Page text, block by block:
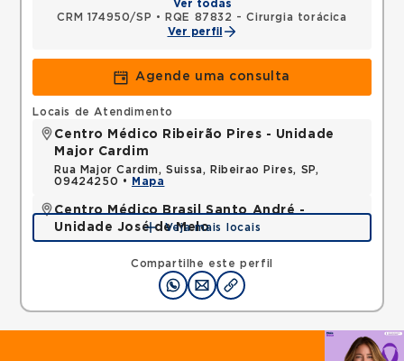
Ver todas
CRM 174950/SP •
RQE 87832 - Cirurgia torácica
Ver perfil
Agende uma consulta
Compartilhe este perfil
Locais de Atendimento
Centro Médico Ribeirão Pires - Unidade
Major Cardim
Rua Major Cardim, Suissa, Ribeirao Pires, SP,
09424250 •
Mapa
Centro Médico Brasil Santo André -
Unidade José de Melo
Rua Jose de Melo, Vila Dora, Santo Andre, SP,
09030580 •Mapa
Veja mais locais
Agende